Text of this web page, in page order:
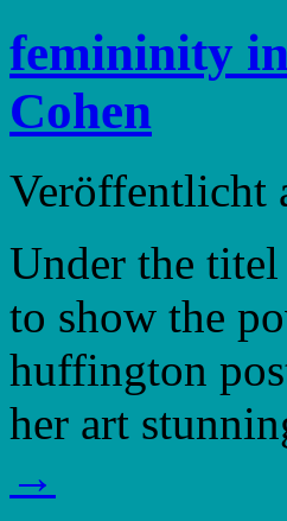
femininity
Cohen
Veröffentlicht
Under the titel
to show the
huffington
her art
→